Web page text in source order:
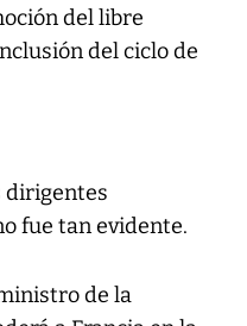
del libre
del ciclo de
dirigentes
fue tan evidente.
de la